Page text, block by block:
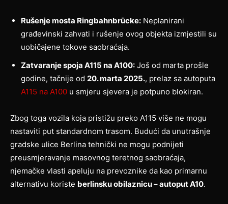
Rušenje mosta Ringbahnbrücke: Neplanirani
građevinski zahvati i rušenje ovog objekta izmjestili su
uobičajene tokove saobraćaja.
Zatvaranje spoja A115 na A100: Još od marta prošle
godine, tačnije od 20. marta 2025., prelaz sa autoputa
A115 na A100 u smjeru sjevera je potpuno blokiran.
Zbog toga vozila koja pristižu preko A115 više ne mogu
nastaviti put standardnom trasom. Budući da unutrašnje
gradske ulice Berlina tehnički ne mogu podnijeti
preusmjeravanje masovnog teretnog saobraćaja,
njemačke vlasti apeluju na prevoznike da kao primarnu
alternativu koriste berlinsku obilaznicu – autoput A10.